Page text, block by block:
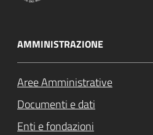
AMMINISTRAZIONE
Aree Amministrative
Documenti e dati
Enti e fondazioni